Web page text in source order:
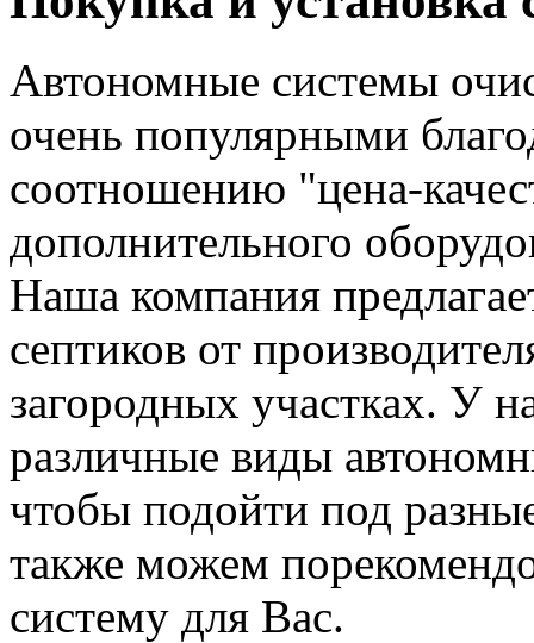
Автономные системы
очень популярными
соотношению "цена-
дополнительного
Наша компания
септиков от
загородных участках. У
различные виды
чтобы подойти под
также можем
систему для Вас.